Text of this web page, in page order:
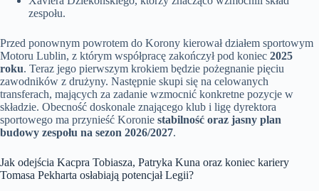
zespołu.
Przed ponownym powrotem do Korony kierował działem sportowym
Motoru Lublin, z którym współpracę zakończył pod koniec 2025
roku. Teraz jego pierwszym krokiem będzie pożegnanie pięciu
zawodników z drużyny. Następnie skupi się na celowanych
transferach, mających za zadanie wzmocnić konkretne pozycje w
składzie. Obecność doskonale znającego klub i ligę dyrektora
sportowego ma przynieść Koronie stabilność oraz jasny plan
budowy zespołu na sezon 2026/2027.
Jak odejścia Kacpra Tobiasza, Patryka Kuna oraz koniec kariery
Tomasa Pekharta osłabiają potencjał Legii?